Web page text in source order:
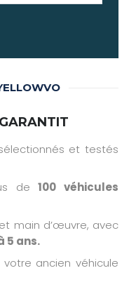
et testés
de 100 véhicules
main d’œuvre, avec
5 ans.
votre ancien véhicule